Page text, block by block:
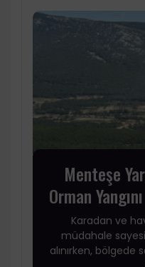
Menteşe
Orman
Karadan ve
müdahale
alınırken, bölgede